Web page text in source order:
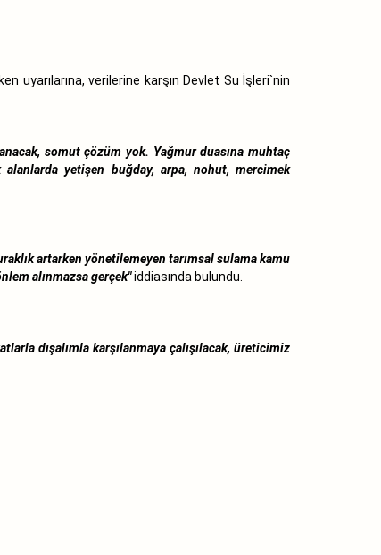
uyarılarına, verilerine karşın Devlet Su İşleri`nin
somut çözüm yok. Yağmur duasına muhtaç
alanlarda yetişen buğday, arpa, nohut, mercimek
artarken yönetilemeyen tarımsal sulama kamu
alınmazsa gerçek"iddiasında bulundu.
dışalımla karşılanmaya çalışılacak, üreticimiz